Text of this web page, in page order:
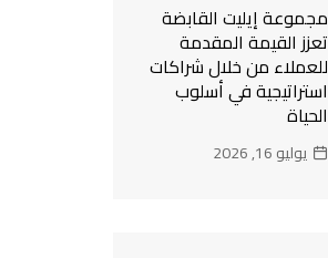
مجموعة إيليت القابضة
تعزز القيمة المقدمة
للعملاء من خلال شراكات
استراتيجية في أسلوب
الحياة
يوليو 16, 2026